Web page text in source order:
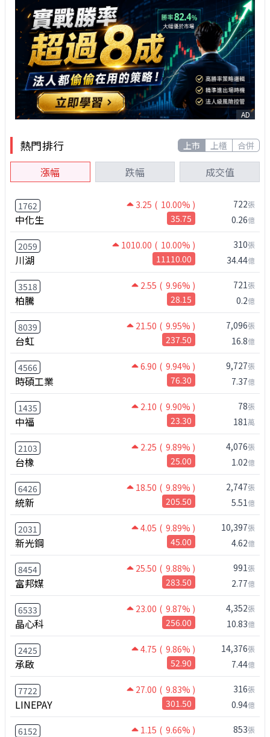
AD
熱門排行 上市 上櫃 合併
漲幅 跌幅 成交值
1762 3.25 ( 10.00% )
中化生 35.75
722張
0.26億
2059 1010.00 ( 10.00% )
川湖 11110.00
310張
34.44億
3518 2.55 ( 9.96% )
柏騰 28.15
721張
0.2億
8039 21.50 ( 9.95% )
台虹 237.50
7,096張
16.8億
4566 6.90 ( 9.94% )
時碩工業 76.30
9,727張
7.37億
1435 2.10 ( 9.90% )
中福 23.30
78張
181萬
2103 2.25 ( 9.89% )
台橡 25.00
4,076張
1.02億
6426 18.50 ( 9.89% )
統新 205.50
2,747張
5.51億
2031 4.05 ( 9.89% )
新光鋼 45.00
10,397張
4.62億
8454 25.50 ( 9.88% )
富邦媒 283.50
991張
2.77億
6533 23.00 ( 9.87% )
晶心科 256.00
4,352張
10.83億
2425 4.75 ( 9.86% )
承啟 52.90
14,376張
7.44億
7722 27.00 ( 9.83% )
LINEPAY 301.50
316張
0.94億
6152 1.15 ( 9.66% ) 853張